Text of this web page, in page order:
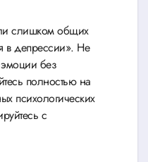
слишком общих
в депрессии». Не
эмоции без
полностью на
психологических
с